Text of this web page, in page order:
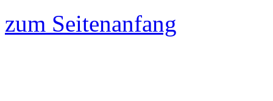
zum Seitenanfang